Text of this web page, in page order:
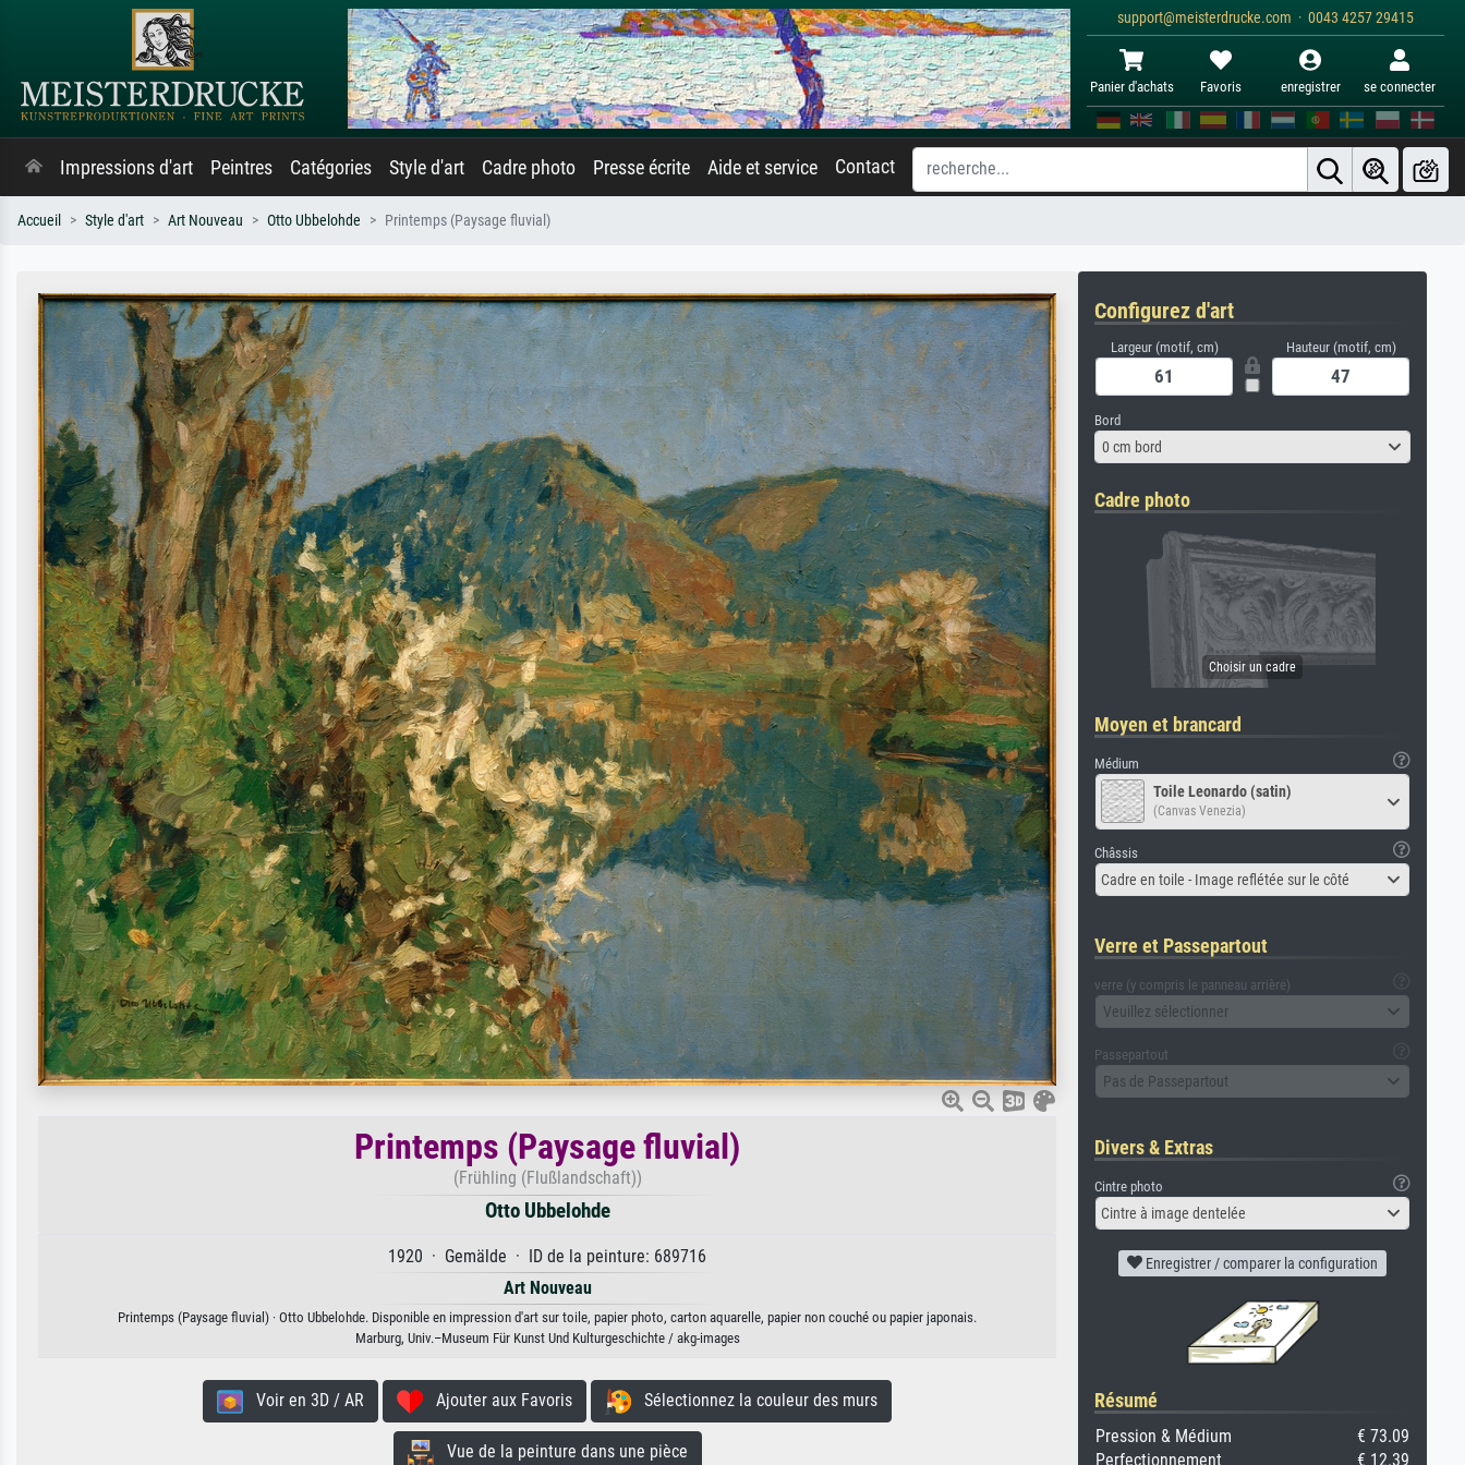
support@meisterdrucke.com · 0043 4257 29415
Panier d'achats Favoris enregistrer se connecter
Impressions d'art Peintres Catégories Style d'art Cadre photo Presse écrite Aide et service Contact
Accueil Style d'art Art Nouveau Otto Ubbelohde Printemps (Paysage fluvial)
Printemps (Paysage fluvial)
(Frühling (Flußlandschaft))
Otto Ubbelohde
1920 · Gemälde · ID de la peinture: 689716
Art Nouveau
Printemps (Paysage fluvial) · Otto Ubbelohde. Disponible en impression d'art sur toile, papier photo, carton aquarelle, papier non couché ou papier japonais.
Marburg, Univ.–Museum Für Kunst Und Kulturgeschichte / akg-images
Voir en 3D / AR Ajouter aux Favoris Sélectionnez la couleur des murs
Vue de la peinture dans une pièce
Configurez d'art
Largeur (motif, cm) Hauteur (motif, cm)
Bord
0 cm bord
Cadre photo
Moyen et brancard
Médium
Toile Leonardo (satin)
(Canvas Venezia)
Châssis
Cadre en toile - Image reflétée sur le côté
Verre et Passepartout
verre (y compris le panneau arrière)
Veuillez sélectionner
Passepartout
Pas de Passepartout
Divers & Extras
Cintre photo
Cintre à image dentelée
Enregistrer / comparer la configuration
Résumé
Pression & Médium
€ 73.09
Perfectionnement
€ 12.39